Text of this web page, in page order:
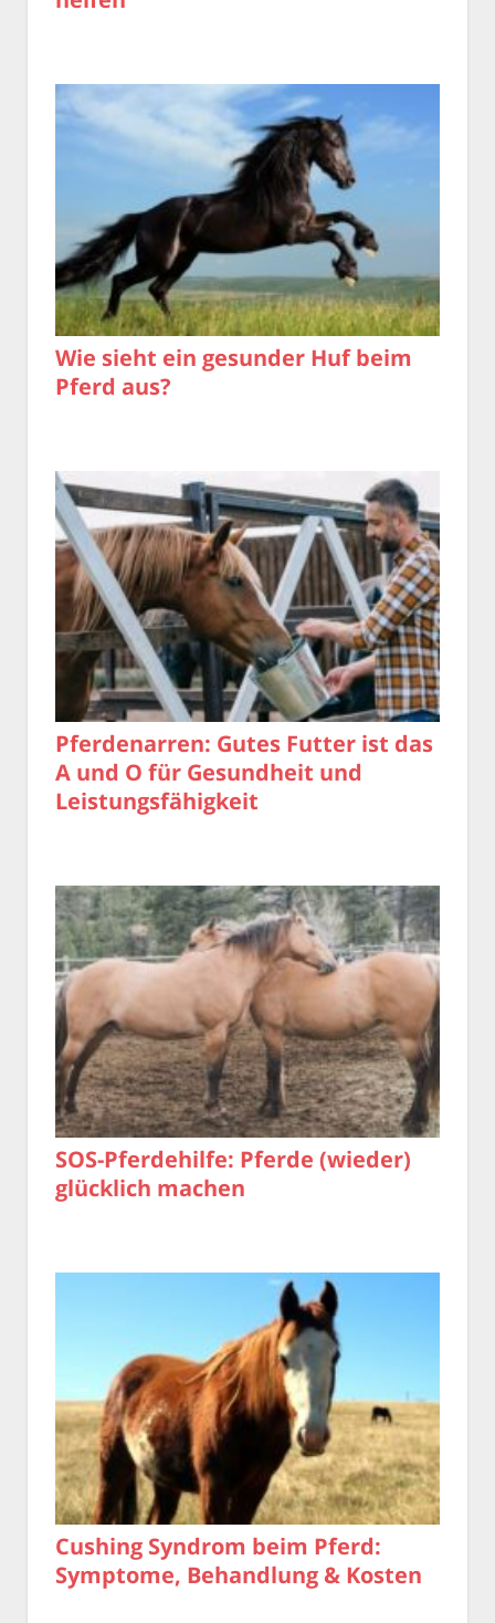
Wie sieht ein gesunder Huf beim
Pferd aus?
Pferdenarren: Gutes Futter ist das
A und O für Gesundheit und
Leistungsfähigkeit
SOS-Pferdehilfe: Pferde (wieder)
glücklich machen
Cushing Syndrom beim Pferd:
Symptome, Behandlung & Kosten